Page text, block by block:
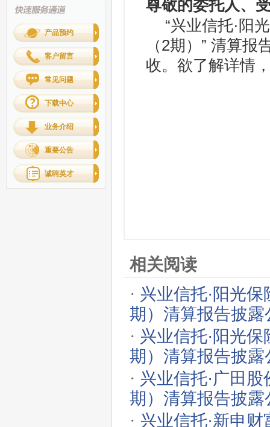
产品预约
客户留言
常见问题
下载中心
业务介绍
重要公告
诚聘英才
尊敬的委托人、
“兴业信托·阳
（2期）” 清算
收。欲了解详情
相关阅读
· 兴业信托·阳光
期）清算报告披露
· 兴业信托·阳光
期）清算报告披露
· 兴业信托·广田
期）清算报告披露
· 兴业信托·新申